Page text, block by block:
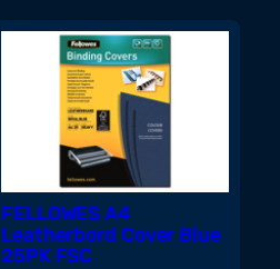
FELLOWES A4
Leatherbord Cover Blue
25PK FSC